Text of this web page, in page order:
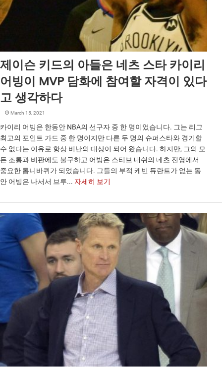
제이슨 키드의 아들은 네츠 스타 카이리
어빙이 MVP 담화에 참여할 자격이 있다
고 생각하다
March 15, 2021
카이리 어빙은 한동안 NBA의 선구자 중 한 명이었습니다. 그는 리그
최고의 포인트 가드 중 한 명이지만 다른 두 명의 슈퍼스타와 경기할
수 없다는 이유로 항상 비난의 대상이 되어 왔습니다. 하지만, 그의 모
든 조롱과 비판에도 불구하고 어빙은 스티브 내쉬의 네츠 진영에서
중요한 톱니바퀴가 되었습니다. 그들의 부적 케빈 듀란트가 없는 동
안 어빙은 나서서 브루... 자세히 보기